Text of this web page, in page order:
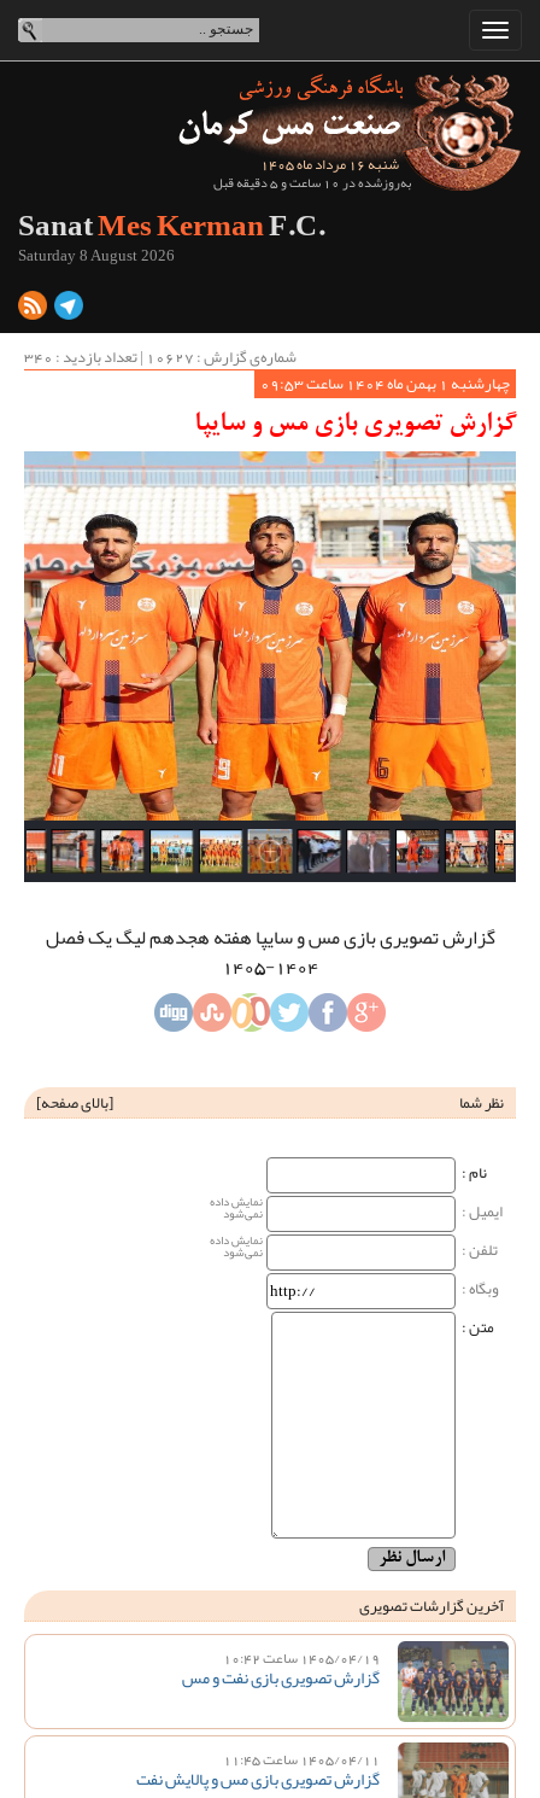
شنبه 16 مرداد ماه 1405
به‌روزشده در 10 ساعت و 5 دقیقه قبل
SanatMes KermanF.C.
Saturday 8 August 2026
شماره‌ی گزارش : ‌10627 | تعداد بازدید : 340
چهارشنبه 1 بهمن ماه 1404 ساعت 09:53
گزارش تصویری بازی مس و سایپا
گزارش تصویری بازی مس و سایپا هفته هجدهم لیگ یک فصل
1404-1405
نظر شما [بالای صفحه]
نام‌ :
ایمیل :
نمایش داده
نمی‌شود
تلفن : نمایش داده
نمی‌شود
وبگاه‌ :
متن :
آخرین گزارشات تصویری
1405/04/19 ساعت 10:42
گزارش تصویری بازی نفت و مس
1405/04/11 ساعت 11:45
گزارش تصویری بازی مس و پالایش نفت